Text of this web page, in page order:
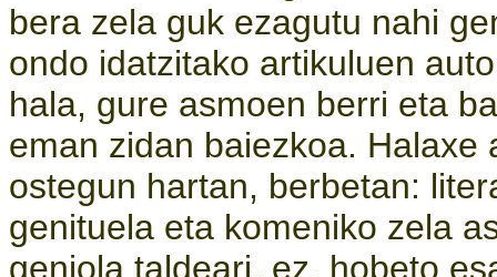
bera zela guk ezagutu nahi
ondo idatzitako artikuluen
hala, gure asmoen berri eta
eman zidan baiezkoa.
ostegun hartan, berbetan:
genituela eta komeniko zela
geniola taldeari, ez, hobeto